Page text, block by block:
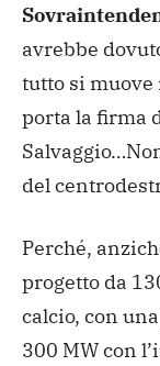
avrebbe
tutto si muove
porta la firma
del
Perché,
progetto da
calcio, con
300 MW con